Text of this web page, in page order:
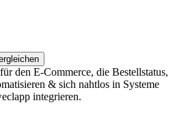
den E-Commerce, die Bestellstatus,
& sich nahtlos in Systeme
integrieren.